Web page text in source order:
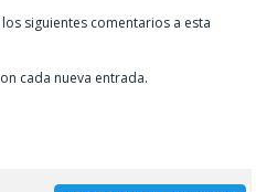
siguientes comentarios a esta
cada nueva entrada.